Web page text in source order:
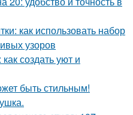
как использовать набор
узоров
создать уют и
быть стильным!